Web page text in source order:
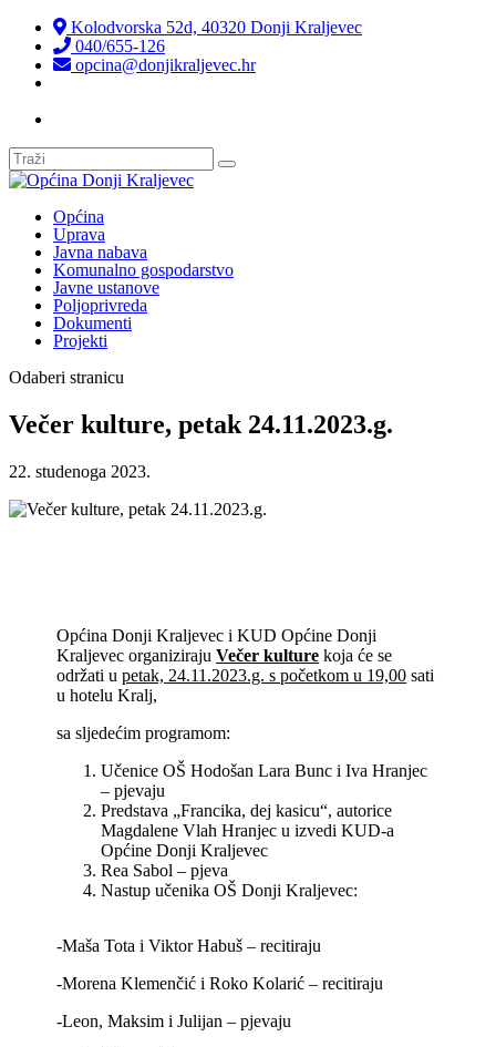
Kolodvorska 52d, 40320 Donji Kraljevec
040/655-126
opcina@donjikraljevec.hr
Općina
Uprava
Javna nabava
Komunalno gospodarstvo
Javne ustanove
Poljoprivreda
Dokumenti
Projekti
Odaberi stranicu
Večer kulture, petak 24.11.2023.g.
22. studenoga 2023.
Općina Donji Kraljevec i KUD Općine Donji
Kraljevec organizirajuVečer kulture koja će se
održati upetak, 24.11.2023.g. s početkom u 19,00 sati
u hotelu Kralj,
sa sljedećim programom:
Učenice OŠ Hodošan Lara Bunc i Iva Hranjec
– pjevaju
Predstava „Francika, dej kasicu“, autorice
Magdalene Vlah Hranjec u izvedi KUD-a
Općine Donji Kraljevec
Rea Sabol – pjeva
Nastup učenika OŠ Donji Kraljevec:
-Maša Tota i Viktor Habuš – recitiraju
-Morena Klemenčić i Roko Kolarić – recitiraju
-Leon, Maksim i Julijan – pjevaju